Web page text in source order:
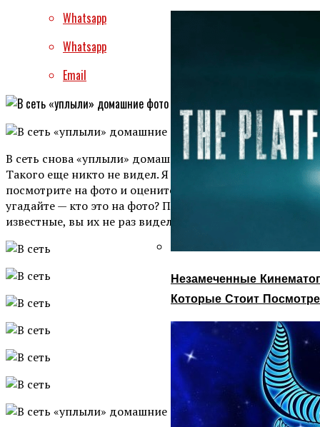
Незамеченные
Которые Стоит
Whatsapp
Whatsapp
Email
В сеть снова «уплыли» домашние фото знаменитости.
Такого еще никто не видел. Я честно, нет. Сами
посмотрите на фото и оцените. И самое главное,
угадайте — кто это на фото? Персоны довольно
известные, вы их не раз видели по телевидению.